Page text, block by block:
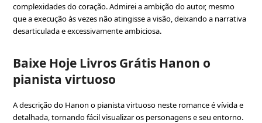
complexidades do coração. Admirei a ambição do autor, mesmo
que a execução às vezes não atingisse a visão, deixando a narrativa
desarticulada e excessivamente ambiciosa.
Baixe Hoje Livros Grátis Hanon o
pianista virtuoso
A descrição do Hanon o pianista virtuoso neste romance é vívida e
detalhada, tornando fácil visualizar os personagens e seu entorno.